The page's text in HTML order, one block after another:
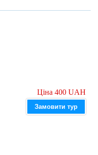
Ціна 400 UAH
Замовити тур